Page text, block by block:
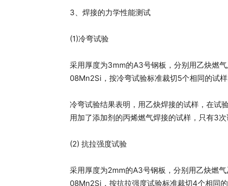
3、焊接的力学性能测试
(1)冷弯试验
采用厚度为3mm的A3号钢板，分别用乙炔燃
08Mn2Si，按冷弯试验标准裁切5个相同的试
冷弯试验结果表明，用乙炔焊接的试样，在试
用加了添加剂的丙烯燃气焊接的试样，只有3
(2) 抗拉强度试验
采用厚度为2mm的A3号钢板，分别用乙炔燃
08Mn2Si，按抗拉强度试验标准裁切4个相同的